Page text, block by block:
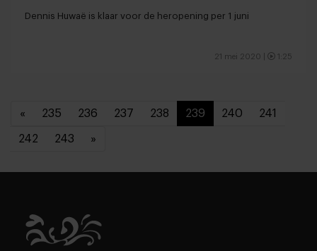
Dennis Huwaë is klaar voor de heropening per 1 juni
21 mei 2020 1:25
« 235 236 237 238 239 240 241
242 243 »